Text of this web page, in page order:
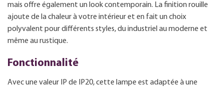
mais offre également un look contemporain. La finition rouille
ajoute de la chaleur à votre intérieur et en fait un choix
polyvalent pour différents styles, du industriel au moderne et
même au rustique.
Fonctionnalité
Avec une valeur IP de IP20, cette lampe est adaptée à une